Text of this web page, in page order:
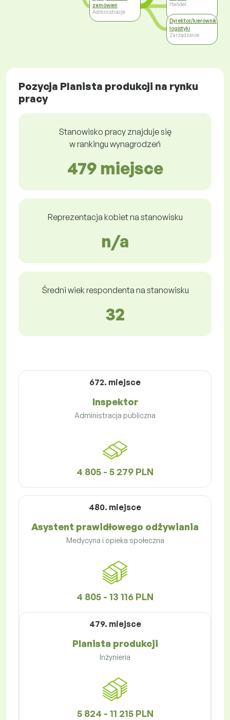
zamówień
Administracja
Handel
Dyrektor/kierownik
logistyki
Zarządzanie
Pozycja Planista produkcji na rynku
pracy
Stanowisko pracy znajduje się
w rankingu wynagrodzeń
479 miejsce
Reprezentacja kobiet na stanowisku
n/a
Średni wiek respondenta na stanowisku
32
672. miejsce
Inspektor
Administracja publiczna
4 805 - 5 279 PLN
480. miejsce
Asystent prawidłowego odżywiania
Medycyna i opieka społeczna
4 805 - 13 116 PLN
479. miejsce
Planista produkcji
Inżynieria
5 824 - 11 215 PLN